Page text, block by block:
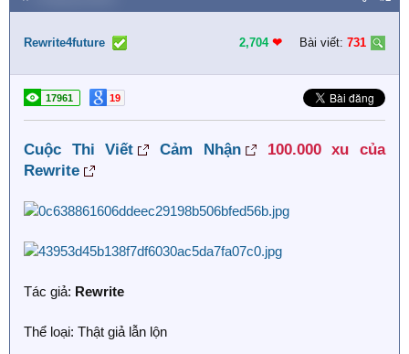
Rewrite4future 2,704 ❤︎ Bài viết: 731
17961 19
Cuộc Thi Viết Cảm Nhận
100.000 xu của
Rewrite
Tác giả: Rewrite
Thể loại: Thật giả lẫn lộn